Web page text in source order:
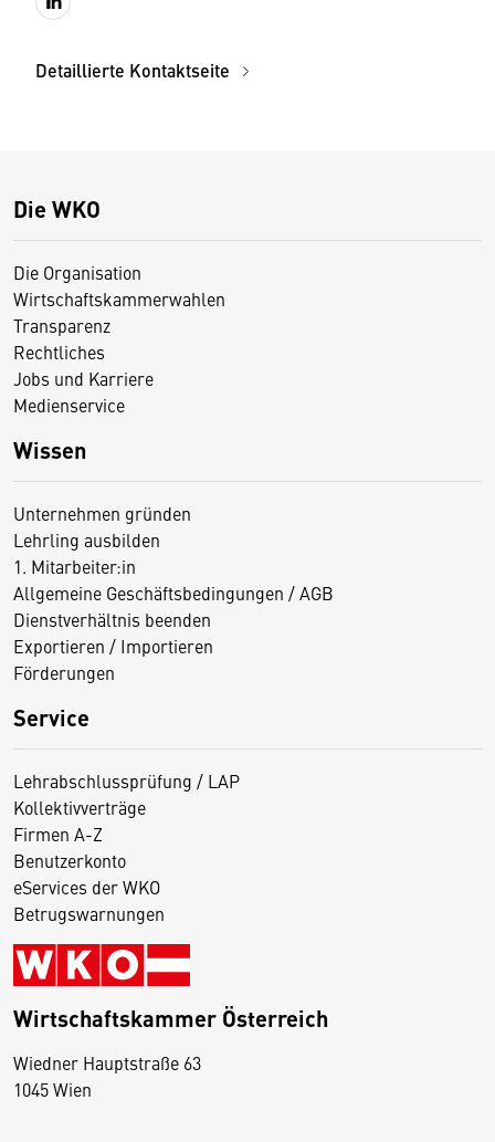
Detaillierte Kontaktseite
Die WKO
Die Organisation
Wirtschaftskammerwahlen
Transparenz
Rechtliches
Jobs und Karriere
Medienservice
Wissen
Unternehmen gründen
Lehrling ausbilden
1. Mitarbeiter:in
Allgemeine Geschäftsbedingungen / AGB
Dienstverhältnis beenden
Exportieren / Importieren
Förderungen
Service
Lehrabschlussprüfung / LAP
Kollektivverträge
Firmen A-Z
Benutzerkonto
eServices der WKO
Betrugswarnungen
Wirtschaftskammer Österreich
Wiedner Hauptstraße 63
1045 Wien
D